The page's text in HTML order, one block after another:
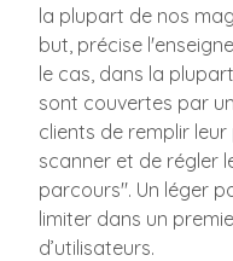
la plupart de nos
but, précise
le cas, dans la
sont couvertes par
clients de remplir
scanner et de régler
parcours". Un léger
limiter dans un
d’utilisateurs.